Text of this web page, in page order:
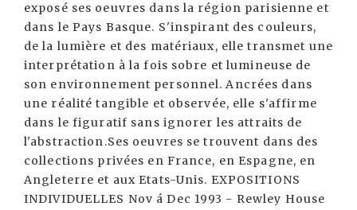
exposé ses oeuvres dans la région parisienne et
dans le Pays Basque. S'inspirant des couleurs,
de la lumière et des matériaux, elle transmet une
interprétation à la fois sobre et lumineuse de
son environnement personnel. Ancrées dans
une réalité tangible et observée, elle s'affirme
dans le figuratif sans ignorer les attraits de
l'abstraction.Ses oeuvres se trouvent dans des
collections privées en France, en Espagne, en
Angleterre et aux Etats-Unis. EXPOSITIONS
INDIVIDUELLES Nov á Dec 1993 - Rewley House